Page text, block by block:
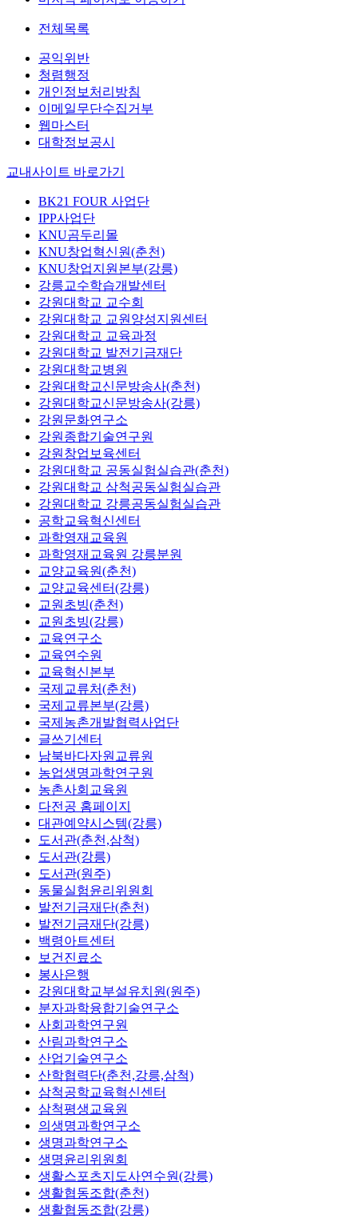
전체목록
공익위반
청렴행정
개인정보처리방침
이메일무단수집거부
웹마스터
대학정보공시
교내사이트 바로가기
BK21 FOUR 사업단
IPP사업단
KNU곰두리몰
KNU창업혁신원(춘천)
KNU창업지원본부(강릉)
강릉교수학습개발센터
강원대학교 교수회
강원대학교 교원양성지원센터
강원대학교 교육과정
강원대학교 발전기금재단
강원대학교병원
강원대학교신문방송사(춘천)
강원대학교신문방송사(강릉)
강원문화연구소
강원종합기술연구원
강원창업보육센터
강원대학교 공동실험실습관(춘천)
강원대학교 삼척공동실험실습관
강원대학교 강릉공동실험실습관
공학교육혁신센터
과학영재교육원
과학영재교육원 강릉분원
교양교육원(춘천)
교양교육센터(강릉)
교원초빙(춘천)
교원초빙(강릉)
교육연구소
교육연수원
교육혁신본부
국제교류처(춘천)
국제교류본부(강릉)
국제농촌개발협력사업단
글쓰기센터
남북바다자원교류원
농업생명과학연구원
농촌사회교육원
다전공 홈페이지
대관예약시스템(강릉)
도서관(춘천,삼척)
도서관(강릉)
도서관(원주)
동물실험윤리위원회
발전기금재단(춘천)
발전기금재단(강릉)
백령아트센터
보건진료소
봉사은행
강원대학교부설유치원(원주)
분자과학융합기술연구소
사회과학연구원
산림과학연구소
산업기술연구소
산학협력단(춘천,강릉,삼척)
삼척공학교육혁신센터
삼척평생교육원
의생명과학연구소
생명과학연구소
생명윤리위원회
생활스포츠지도사연수원(강릉)
생활협동조합(춘천)
생활협동조합(강릉)